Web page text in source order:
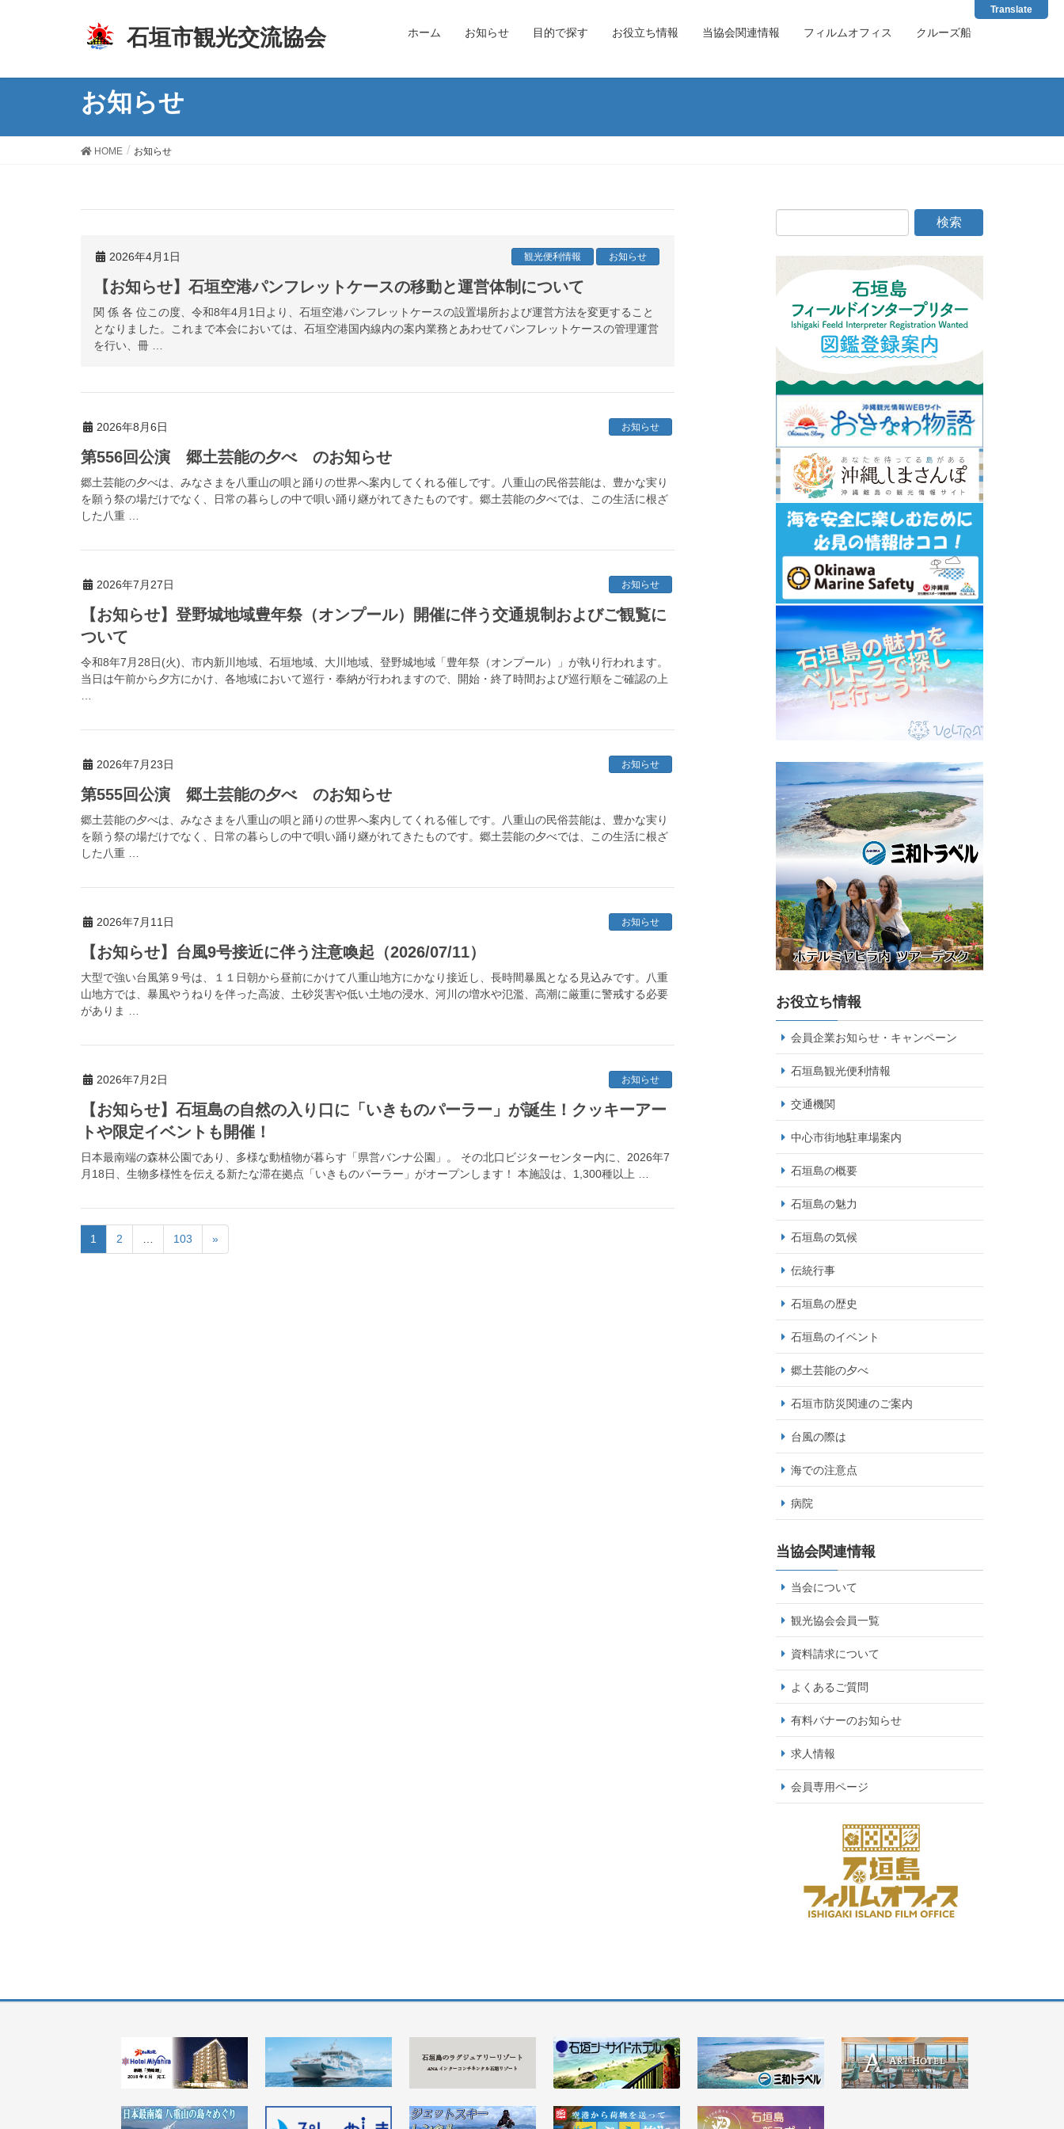
石垣市観光交流協会 ホーム お知らせ 目的で探す お役立ち情報 当協会関連情報 フィルムオフィス クルーズ船
お知らせ
HOME お知らせ
2026年4月1日 お知らせ
観光便利情報
【お知らせ】石垣空港パンフレットケースの移動と運営体制について
関 係 各 位この度、令和8年4月1日より、石垣空港パンフレットケースの設置場所および運営方法を変更すること
となりました。これまで本会においては、石垣空港国内線内の案内業務とあわせてパンフレットケースの管理運営
を行い、冊 …
2026年8月6日 お知らせ
第556回公演 郷土芸能の夕べ のお知らせ
郷土芸能の夕べは、みなさまを八重山の唄と踊りの世界へ案内してくれる催しです。八重山の民俗芸能は、豊かな実り
を願う祭の場だけでなく、日常の暮らしの中で唄い踊り継がれてきたものです。郷土芸能の夕べでは、この生活に根ざ
した八重 …
2026年7月27日 お知らせ
【お知らせ】登野城地域豊年祭（オンプール）開催に伴う交通規制およびご観覧に
ついて
令和8年7月28日(火)、市内新川地域、石垣地域、大川地域、登野城地域「豊年祭（オンプール）」が執り行われます。
当日は午前から夕方にかけ、各地域において巡行・奉納が行われますので、開始・終了時間および巡行順をご確認の上
2026年7月23日 お知らせ
第555回公演 郷土芸能の夕べ のお知らせ
郷土芸能の夕べは、みなさまを八重山の唄と踊りの世界へ案内してくれる催しです。八重山の民俗芸能は、豊かな実り
を願う祭の場だけでなく、日常の暮らしの中で唄い踊り継がれてきたものです。郷土芸能の夕べでは、この生活に根ざ
した八重 …
2026年7月11日 お知らせ
【お知らせ】台風9号接近に伴う注意喚起（2026/07/11）
大型で強い台風第９号は、１１日朝から昼前にかけて八重山地方にかなり接近し、長時間暴風となる見込みです。八重
山地方では、暴風やうねりを伴った高波、土砂災害や低い土地の浸水、河川の増水や氾濫、高潮に厳重に警戒する必要
がありま …
2026年7月2日 お知らせ
【お知らせ】石垣島の自然の入り口に「いきものパーラー」が誕生！クッキーアー
トや限定イベントも開催！
日本最南端の森林公園であり、多様な動植物が暮らす「県営バンナ公園」。 その北口ビジターセンター内に、2026年7
月18日、生物多様性を伝える新たな滞在拠点「いきものパーラー」がオープンします！ 本施設は、1,300種以上 …
1 2 103 »
お役立ち情報
会員企業お知らせ・キャンペーン
石垣島観光便利情報
交通機関
中心市街地駐車場案内
石垣島の概要
石垣島の魅力
石垣島の気候
伝統行事
石垣島の歴史
石垣島のイベント
郷土芸能の夕べ
石垣市防災関連のご案内
台風の際は
海での注意点
病院
当協会関連情報
当会について
観光協会会員一覧
資料請求について
よくあるご質問
有料バナーのお知らせ
求人情報
会員専用ページ
Translate